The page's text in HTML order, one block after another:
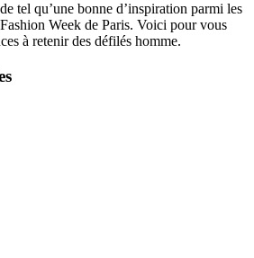
tel qu’une bonne d’inspiration parmi les
Week de Paris. Voici pour vous
à retenir des défilés homme.